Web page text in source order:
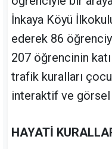
İnkaya Köyü
ederek 86
207 öğrencinin
trafik kuralları
interaktif ve görsel
HAYATİ